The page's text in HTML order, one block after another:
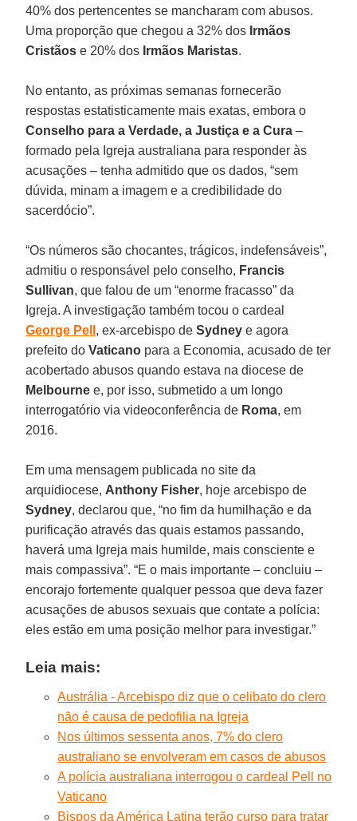
40% dos pertencentes se mancharam com abusos.
Uma proporção que chegou a 32% dos Irmãos
Cristãos e 20% dos Irmãos Maristas.
No entanto, as próximas semanas fornecerão
respostas estatisticamente mais exatas, embora o
Conselho para a Verdade, a Justiça e a Cura –
formado pela Igreja australiana para responder às
acusações – tenha admitido que os dados, “sem
dúvida, minam a imagem e a credibilidade do
sacerdócio”.
“Os números são chocantes, trágicos, indefensáveis”,
admitiu o responsável pelo conselho, Francis
Sullivan, que falou de um “enorme fracasso” da
Igreja. A investigação também tocou o cardeal
George Pell , ex-arcebispo deSydney e agora
prefeito doVaticano para a Economia, acusado de ter
acobertado abusos quando estava na diocese de
Melbourne e, por isso, submetido a um longo
interrogatório via videoconferência de Roma, em
2016.
Em uma mensagem publicada no site da
arquidiocese, Anthony Fisher, hoje arcebispo de
Sydney, declarou que, “no fim da humilhação e da
purificação através das quais estamos passando,
haverá uma Igreja mais humilde, mais consciente e
mais compassiva”. “E o mais importante – concluiu –
encorajo fortemente qualquer pessoa que deva fazer
acusações de abusos sexuais que contate a polícia:
eles estão em uma posição melhor para investigar.”
Leia mais:
Austrália - Arcebispo diz que o celibato do clero
não é causa de pedofilia na Igreja
Nos últimos sessenta anos, 7% do clero
australiano se envolveram em casos de abusos
A polícia australiana interrogou o cardeal Pell no
Vaticano
Bispos da América Latina terão curso para tratar